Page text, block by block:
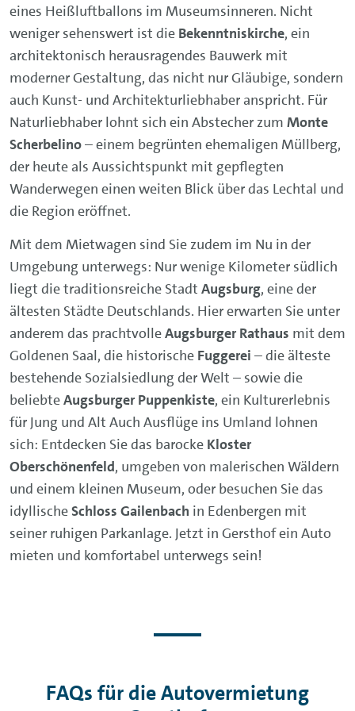
eines Heißluftballons im Museumsinneren. Nicht
weniger sehenswert ist die Bekenntniskirche, ein
architektonisch herausragendes Bauwerk mit
moderner Gestaltung, das nicht nur Gläubige, sondern
auch Kunst- und Architekturliebhaber anspricht. Für
Naturliebhaber lohnt sich ein Abstecher zum Monte
Scherbelino– einem begrünten ehemaligen Müllberg,
der heute als Aussichtspunkt mit gepflegten
Wanderwegen einen weiten Blick über das Lechtal und
die Region eröffnet.
Mit dem Mietwagen sind Sie zudem im Nu in der
Umgebung unterwegs: Nur wenige Kilometer südlich
liegt die traditionsreiche Stadt Augsburg, eine der
ältesten Städte Deutschlands. Hier erwarten Sie unter
anderem das prachtvolleAugsburger Rathaus mit dem
Goldenen Saal, die historische Fuggerei – die älteste
bestehende Sozialsiedlung der Welt – sowie die
beliebteAugsburger Puppenkiste, ein Kulturerlebnis
für Jung und Alt Auch Ausflüge ins Umland lohnen
sich: Entdecken Sie das barocke Kloster
Oberschönenfeld, umgeben von malerischen Wäldern
und einem kleinen Museum, oder besuchen Sie das
idyllischeSchloss Gailenbach in Edenbergen mit
seiner ruhigen Parkanlage. Jetzt in Gersthof ein Auto
mieten und komfortabel unterwegs sein!
FAQs für die Autovermietung